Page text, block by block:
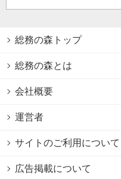
総務の森トップ
総務の森とは
会社概要
運営者
サイトのご利用について
広告掲載について